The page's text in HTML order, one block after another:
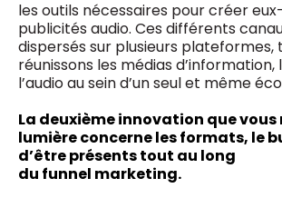
les outils nécessaires pour créer
publicités audio. Ces différents
dispersés sur plusieurs plateformes,
réunissons les médias d’information,
l’audio au sein d’un seul et même
La deuxième innovation que vous
lumière concerne les formats, le
d’être présents tout au long
du funnel marketing.